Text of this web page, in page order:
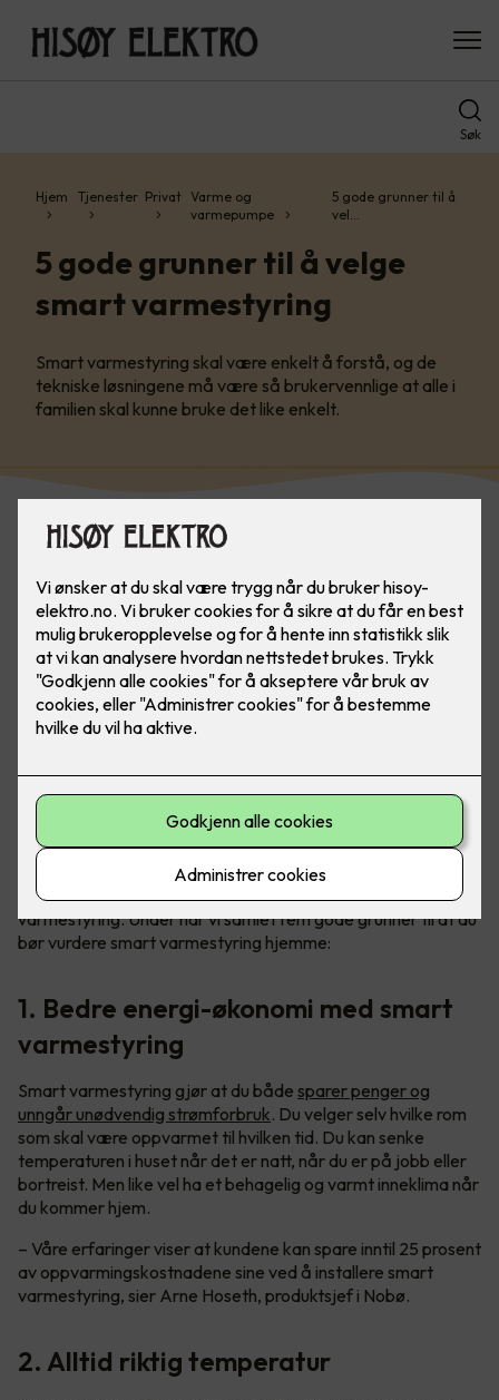
Søk
Hjem Tjenester Privat Varme og
varmepumpe
5 gode grunner til å
vel…
5 gode grunner til å velge
smart varmestyring
Smart varmestyring skal være enkelt å forstå, og de
tekniske løsningene må være så brukervennlige at alle i
familien skal kunne bruke det like enkelt.
Uansett om du velger panelovner,varmekabler, varmefolie
eller varmematter,kan alt styres gjennom smart
varmestyring. Under har vi samlet fem gode grunner til at du
bør vurdere smart varmestyring hjemme:
1. Bedre energi-økonomi med smart
varmestyring
Smart varmestyring gjør at du både sparer penger og
unngår unødvendig strømforbruk. Du velger selv hvilke rom
som skal være oppvarmet til hvilken tid. Du kan senke
temperaturen i huset når det er natt, når du er på jobb eller
bortreist. Men like vel ha et behagelig og varmt inneklima når
du kommer hjem.
– Våre erfaringer viser at kundene kan spare inntil 25 prosent
av oppvarmingskostnadene sine ved å installere smart
varmestyring, sier Arne Hoseth, produktsjef i Nobø.
2. Alltid riktig temperatur